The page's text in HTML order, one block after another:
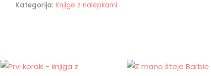
Kategorija: Knjige z nalepkami